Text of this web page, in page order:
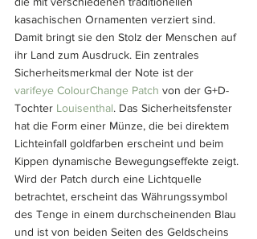
kasachischen Ornamenten verziert sind.
Damit bringt sie den Stolz der Menschen auf
ihr Land zum Ausdruck. Ein zentrales
Sicherheitsmerkmal der Note ist der
varifeye ColourChange Patch von der G+D-
Tochter Louisenthal. Das Sicherheitsfenster
hat die Form einer Münze, die bei direktem
Lichteinfall goldfarben erscheint und beim
Kippen dynamische Bewegungseffekte zeigt.
Wird der Patch durch eine Lichtquelle
betrachtet, erscheint das Währungssymbol
des Tenge in einem durchscheinenden Blau
und ist von beiden Seiten des Geldscheins